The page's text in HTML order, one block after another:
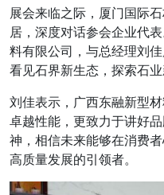
展会来临之际，厦门国际
居，深度对话参会企业代
料有限公司，与总经理刘
看见石界新生态，探索石业
刘佳表示，广西东融新型
卓越性能，更致力于讲好
神，相信未来能够在消费
高质量发展的引领者。